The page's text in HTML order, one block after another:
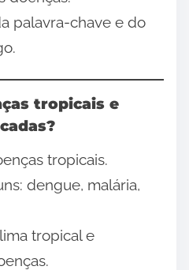
palavra-chave e do
tropicais e
tropicais.
dengue, malária,
tropical e